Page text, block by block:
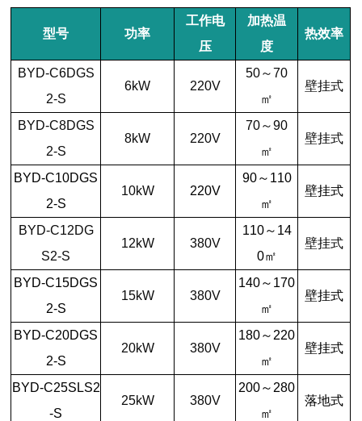
型号 功率
工作电
压
加热温
度
热效率
BYD-C6DGS
2-S
6kW 220V
50～70
㎡
壁挂式
BYD-C8DGS
2-S
8kW 220V
70～90
㎡
壁挂式
BYD-C10DGS
2-S
10kW 220V
90～110
㎡
壁挂式
BYD-C12DG
S2-S
12kW 380V
110～14
0㎡
壁挂式
BYD-C15DGS
2-S
15kW 380V
140～170
㎡
壁挂式
BYD-C20DGS
2-S
20kW 380V
180～220
㎡
壁挂式
BYD-C25SLS2
-S
25kW 380V
200～280
㎡
落地式